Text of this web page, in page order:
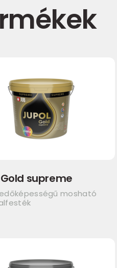
Gold supreme
mosható